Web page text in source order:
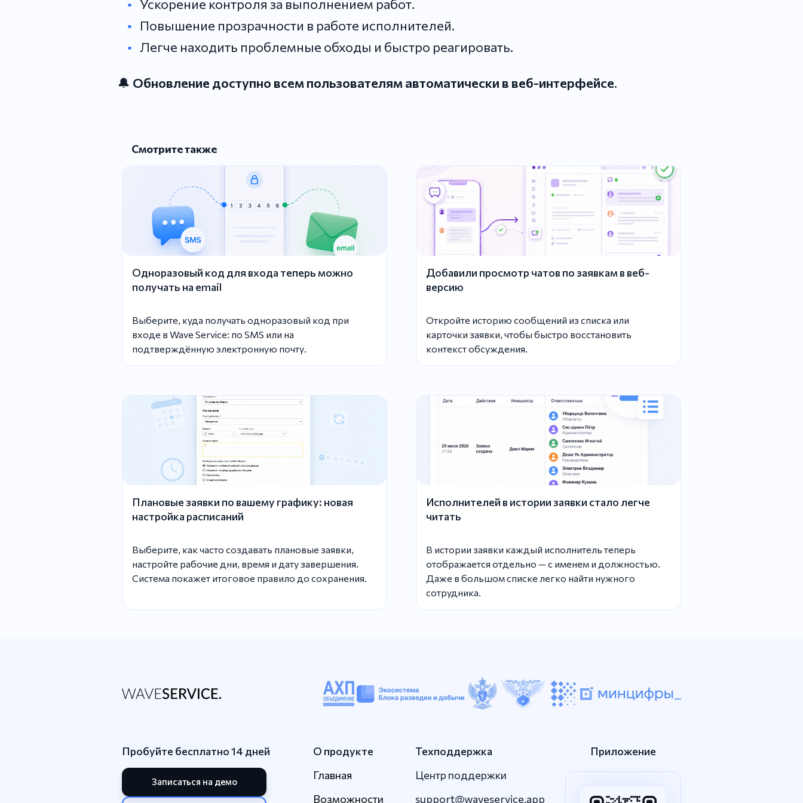
Ускорение контроля за выполнением работ.
Повышение прозрачности в работе исполнителей.
Легче находить проблемные обходы и быстро реагировать.
🔔 Обновление доступно всем пользователям автоматически в веб-интерфейсе.
Смотрите также
Одноразовый код для входа теперь можно
получать на email
Выберите, куда получать одноразовый код при
входе в Wave Service: по SMS или на
подтверждённую электронную почту.
Добавили просмотр чатов по заявкам в веб-
версию
Откройте историю сообщений из списка или
карточки заявки, чтобы быстро восстановить
контекст обсуждения.
Плановые заявки по вашему графику: новая
настройка расписаний
Выберите, как часто создавать плановые заявки,
настройте рабочие дни, время и дату завершения.
Система покажет итоговое правило до сохранения.
Исполнителей в истории заявки стало легче
читать
В истории заявки каждый исполнитель теперь
отображается отдельно — с именем и должностью.
Даже в большом списке легко найти нужного
сотрудника.
Пробуйте бесплатно 14 дней
Записаться на демо
О продукте
Главная
Возможности
Техподдержка
Центр поддержки
support@waveservice.app
Приложение